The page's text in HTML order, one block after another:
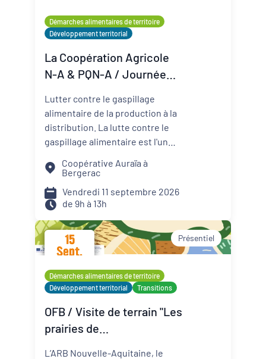
Démarches alimentaires de territoire
Développement territorial
La Coopération Agricole
N-A & PQN-A / Journée
contre le gaspillage
alimentaire
Lutter contre le gaspillage
alimentaire de la production à la
distribution. La lutte contre le
gaspillage alimentaire est l'un
les projets alimentaires
sensibilisation des convives, la
formation des agents de
restauration, la valorisation des
surplus avec les acteurs de la
solidarité. Sur les territoires, les
coopératives agricoles et leurs
partenaires agissent aussi pour
valoriser les productions
agricoles. Planification de la
débouchés solidaires,
Coopérative Auraïa à
Bergerac
Vendredi 11 septembre 2026
de 9h à 13h
15
Sept.
Présentiel
Démarches alimentaires de territoire
Développement territorial
Transitions
OFB / Visite de terrain "Les
prairies de
L’ARB Nouvelle-Aquitaine, le